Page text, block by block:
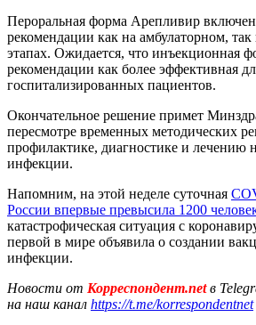
Пероральная форма Арепливир
рекомендации как на амбулаторном,
этапах. Ожидается, что инъекционная
рекомендации как более эффективная
госпитализированных пациентов.
Окончательное решение примет
пересмотре временных методических
профилактике, диагностике и лечению
инфекции.
Напомним, на этой неделе суточная
России впервые превысила 1200
катастрофическая ситуация с
первой в мире объявила о создании
инфекции.
Новости от Корреспондент.netв
на наш канал https://t.me/korrespondentnet